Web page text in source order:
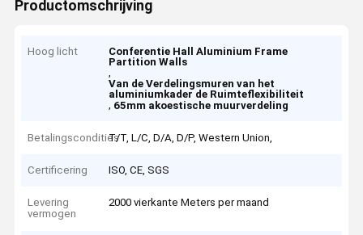
Productomschrijving
Hoog licht
Conferentie Hall Aluminium Frame
Partition Walls
,
Van de Verdelingsmuren van het
aluminiumkader de Ruimteflexibiliteit
, 65mm akoestische muurverdeling
BetalingsconditiesT/T, L/C, D/A, D/P, Western Union,
Certificering ISO, CE, SGS
Levering
vermogen
2000 vierkante Meters per maand